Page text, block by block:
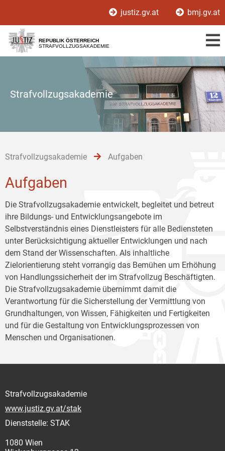
[1]
[2]
[3]
justiz.gv.at bmj.gv.at
REPUBLIK ÖSTERREICH
STRAFVOLLZUGSAKADEMIE
Strafvollzugsakademie
Strafvollzugsakademie Aufgaben
Aufgaben
Die Strafvollzugsakademie entwickelt, begleitet und betreut
ihre Bildungs- und Entwicklungsangebote im
Selbstverständnis eines Dienstleisters für alle Bediensteten
unter Berücksichtigung aktueller Entwicklungen und nach
dem Stand der Wissenschaften. Als inhaltliche
Zielorientierung steht vorrangig das Bemühen um Erhöhung
von Handlungssicherheit der im Strafvollzug Beschäftigten.
Die Strafvollzugsakademie übernimmt damit die
Verantwortung für die Sicherstellung der Vermittlung von
Grundhaltungen, von Wissen, Fähigkeiten und Fertigkeiten
und für die Gestaltung von Entwicklungsprozessen von
Menschen und Organisationen.
Strafvollzugsakademie
www.justiz.gv.at/stak
Dienststelle: STAK
1080 Wien